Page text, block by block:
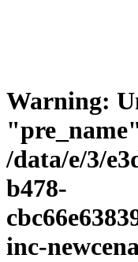
Warning:
/data/e/3/
b478-
inc-